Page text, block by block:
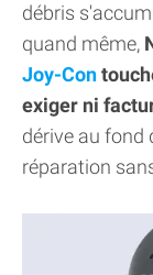
débris
quand même,
Joy-Con
exiger ni
dérive au fond
réparation